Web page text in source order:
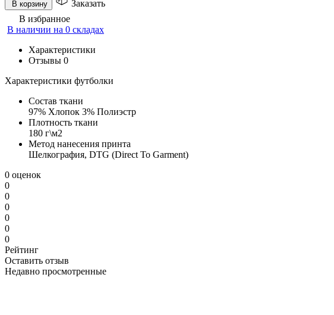
В корзину
Заказать
В избранное
В наличии на 0 складах
Характеристики
Отзывы 0
Характеристики футболки
Состав ткани
97% Хлопок 3% Полиэстр
Плотность ткани
180 г\м2
Метод нанесения принта
Шелкография, DTG (Direct To Garment)
0 оценок
0
0
0
0
0
0
Рейтинг
Оставить отзыв
Недавно просмотренные